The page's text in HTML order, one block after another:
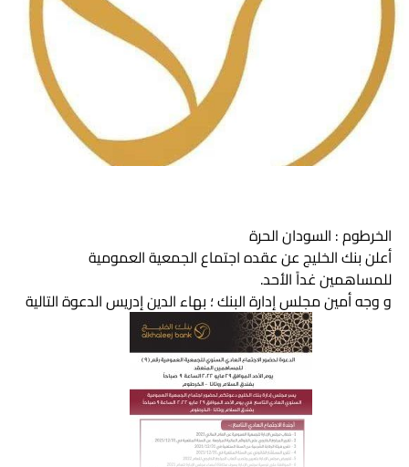
الخرطوم : السودان الحرة
أعلن بنك الخليج عن عقده اجتماع الجمعية العمومية
للمساهمين غداً الأحد.
و وجه أمين مجلس إدارة البنك ؛ بهاء الدين إدريس الدعوة التالية